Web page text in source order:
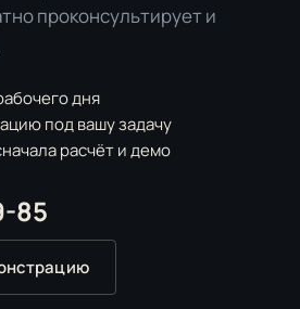
проконсультирует и
дня
под вашу задачу
расчёт и демо
85